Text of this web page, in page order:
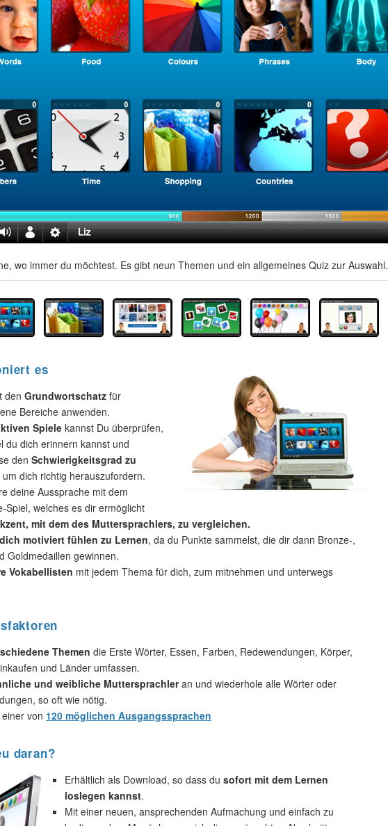
wo immer du möchtest. Es gibt neun Themen und ein allgemeines Quiz zur Auswahl.
es
den Grundwortschatz für
Bereiche anwenden.
Spiele kannst Du überprüfen,
du dich erinnern kannst und
den Schwierigkeitsgrad zu
um dich richtig herauszufordern.
deine Aussprache mit dem
Spiel, welches es dir ermöglicht
mit dem des Muttersprachlers, zu vergleichen.
motiviert fühlen zu Lernen, da du Punkte sammelst, die dir dann Bronze-,
Goldmedaillen gewinnen.
Vokabellisten mit jedem Thema für dich, zum mitnehmen und unterwegs
Themen die Erste Wörter, Essen, Farben, Redewendungen, Körper,
und Länder umfassen.
und weibliche Muttersprachleran und wiederhole alle Wörter oder
so oft wie nötig.
von 120 möglichen Ausgangssprachen
daran?
Erhältlich als Download, so dass du sofort mit dem Lernen
loslegen kannst.
Mit einer neuen, ansprechenden Aufmachung und einfach zu